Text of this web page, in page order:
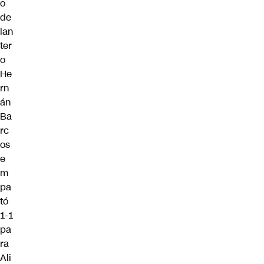
o
de
lan
ter
o
He
rn
án
Ba
rc
os
e
m
pa
tó
1-1
pa
ra
Ali